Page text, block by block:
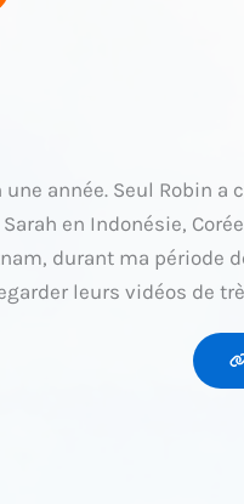
année. Seul Robin a
en Indonésie,
durant ma période
leurs vidéos de